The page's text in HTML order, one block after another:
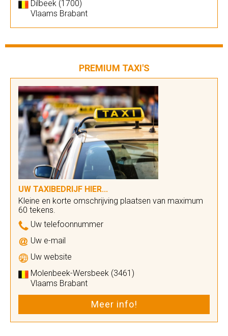
Dilbeek (1700)
Vlaams Brabant
PREMIUM TAXI'S
UW TAXIBEDRIJF HIER...
Kleine en korte omschrijving plaatsen van maximum
60 tekens.
Uw telefoonnummer
Uw e-mail
Uw website
Molenbeek-Wersbeek (3461)
Vlaams Brabant
Meer info!